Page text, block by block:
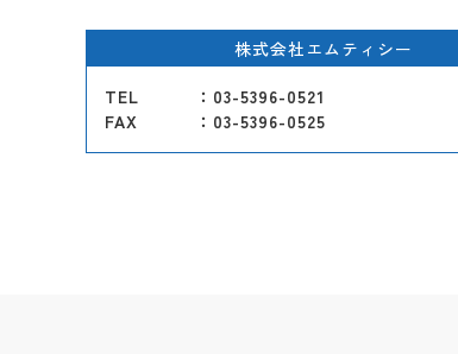
株式会社エムティシー
TEL
：03-5396-0521
FAX
：03-5396-0525